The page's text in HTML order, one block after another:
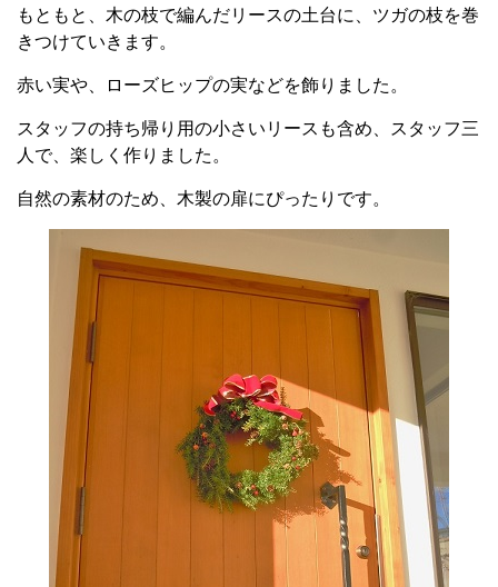
もともと、木の枝で編んだリースの土台に、ツガの枝を巻
きつけていきます。
赤い実や、ローズヒップの実などを飾りました。
スタッフの持ち帰り用の小さいリースも含め、スタッフ三
人で、楽しく作りました。
自然の素材のため、木製の扉にぴったりです。